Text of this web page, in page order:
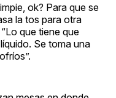
ok? Para que se
la tos para otra
que tiene que
Se toma una